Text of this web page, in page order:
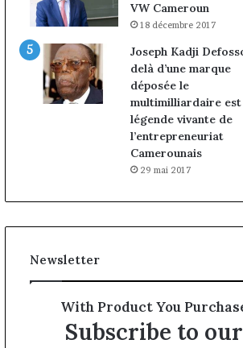
VW Cameroun
18 décembre 2017
Joseph Kadji
delà d’une marque
déposée le
multimilliardaire est
légende vivante de
l’entrepreneuriat
Camerounais
29 mai 2017
Newsletter
With Product You
Subscribe to our